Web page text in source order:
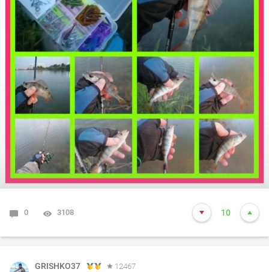
0 3108 10
GRISHKO37
12467